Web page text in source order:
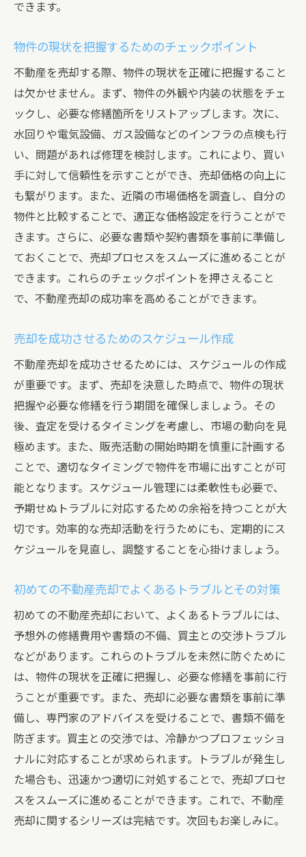
買い手の心を掴むためのプレゼンテーショ
ンテクニック
内覧後のフォローアップ方法
内覧での質問対応とその準備
交渉と契約の際に注意すべき重要なポイント
交渉の基本と成功するためのテクニック
価格交渉の進め方とその注意点
契約書の確認ポイントと重要事項
弁護士や専門家の意見を取り入れる方法
契約トラブルを防ぐための対策
契約後の手続きと必要なアクション
成功する不動産売却のために知っておくべき知
売却の成功事例とその分析
失敗事例から学ぶ注意点と改善策
最新の不動産売却トレンドとその影響
法律や規制の知識を身につける方法
専門家との連携で売却をスムーズに進める
売却後の生活設計と新たな住まい探しのポ
イント
できます。
物件の現状を把握するためのチェックポイント
不動産を売却する際、物件の現状を正確に把握すること
は欠かせません。まず、物件の外観や内装の状態をチェ
ックし、必要な修繕箇所をリストアップします。次に、
水回りや電気設備、ガス設備などのインフラの点検も行
い、問題があれば修理を検討します。これにより、買い
手に対して信頼性を示すことができ、売却価格の向上に
も繋がります。また、近隣の市場価格を調査し、自分の
物件と比較することで、適正な価格設定を行うことがで
きます。さらに、必要な書類や契約書類を事前に準備し
ておくことで、売却プロセスをスムーズに進めることが
できます。これらのチェックポイントを押さえること
で、不動産売却の成功率を高めることができます。
売却を成功させるためのスケジュール作成
不動産売却を成功させるためには、スケジュールの作成
が重要です。まず、売却を決意した時点で、物件の現状
把握や必要な修繕を行う期間を確保しましょう。その
後、査定を受けるタイミングを考慮し、市場の動向を見
極めます。また、販売活動の開始時期を慎重に計画する
ことで、適切なタイミングで物件を市場に出すことが可
能となります。スケジュール管理には柔軟性も必要で、
予期せぬトラブルに対応するための余裕を持つことが大
切です。効率的な売却活動を行うためにも、定期的にス
ケジュールを見直し、調整することを心掛けましょう。
初めての不動産売却でよくあるトラブルとその対策
初めての不動産売却において、よくあるトラブルには、
予想外の修繕費用や書類の不備、買主との交渉トラブル
などがあります。これらのトラブルを未然に防ぐために
は、物件の現状を正確に把握し、必要な修繕を事前に行
うことが重要です。また、売却に必要な書類を事前に準
備し、専門家のアドバイスを受けることで、書類不備を
防ぎます。買主との交渉では、冷静かつプロフェッショ
ナルに対応することが求められます。トラブルが発生し
た場合も、迅速かつ適切に対処することで、売却プロセ
スをスムーズに進めることができます。これで、不動産
売却に関するシリーズは完結です。次回もお楽しみに。